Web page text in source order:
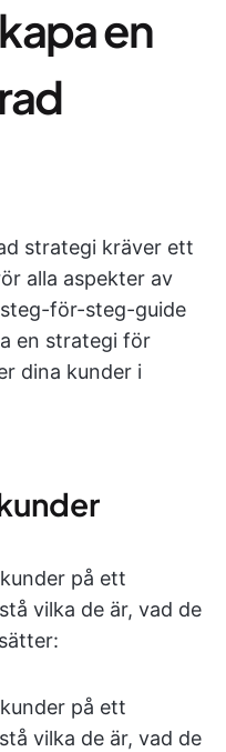
en
strategi kräver ett
alla aspekter av
för-steg-guide
en strategi för
dina kunder i
på ett
vilka de är, vad de
på ett
vilka de är, vad de